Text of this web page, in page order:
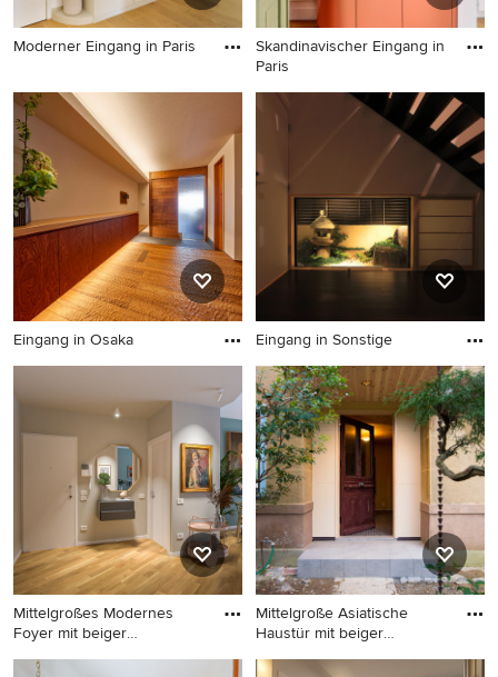
Moderner Eingang in Paris
Skandinavischer Eingang in
Paris
Skandinavischer Eingang in
Paris
Eingang in Osaka
Eingang in Osaka
Eingang in Sonstige
Eingang in Sonstige
Mittelgroßes Modernes
Foyer mit beiger
Mittelgroßes Modernes
Mittelgroße Asiatische
Haustür mit beiger
Mittelgroße Asiatische